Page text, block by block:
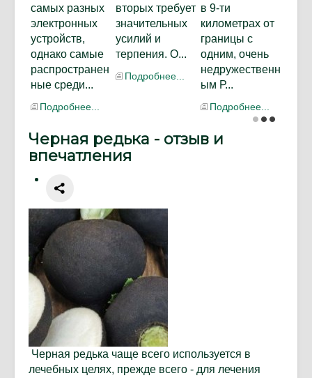
самых разных
электронных
устройств,
однако самые
распространен
ные среди...
Подробнее...
вторых требует
значительных
усилий и
терпения. О...
Подробнее...
в 9-ти
километрах от
границы с
одним, очень
недружественн
ым Р...
Подробнее...
Черная редька - отзыв и
впечатления
Черная редька чаще всего используется в
лечебных целях, прежде всего - для лечения